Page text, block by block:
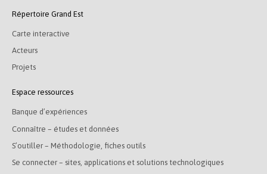
Répertoire Grand Est
Carte interactive
Acteurs
Projets
Espace ressources
Banque d’expériences
Connaître – études et données
S’outiller – Méthodologie, fiches outils
Se connecter – sites, applications et solutions technologiques